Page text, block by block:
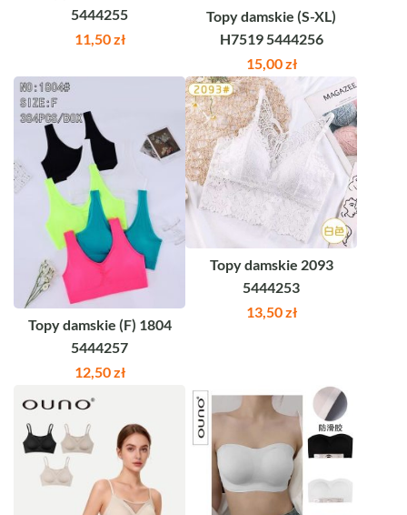
5444255
11,50zł
Topy damskie (S-XL)
H7519 5444256
15,00zł
Topy damskie (F) 1804
5444257
12,50zł
Topy damskie 2093
5444253
13,50zł